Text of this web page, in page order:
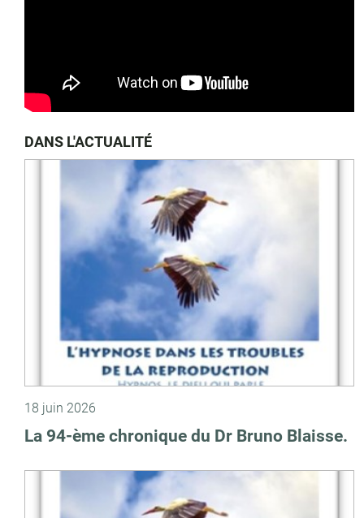
DANS L'ACTUALITÉ
18 juin 2026
La 94-ème chronique du Dr Bruno Blaisse.